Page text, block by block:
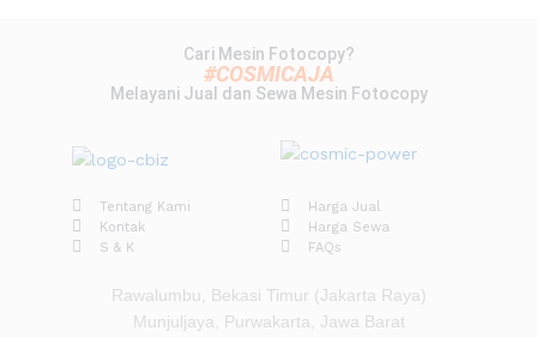
Cari Mesin Fotocopy?
#COSMICAJA
Melayani Jual dan Sewa Mesin Fotocopy
Tentang Kami
Kontak
S & K
Harga Jual
Harga Sewa
FAQs
Rawalumbu, Bekasi Timur (Jakarta Raya)
Munjuljaya, Purwakarta, Jawa Barat